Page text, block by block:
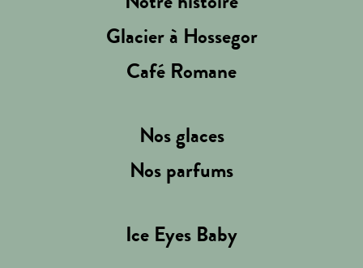
Glacier à Hossegor
Café Romane
Nos glaces
Nos parfums
Ice Eyes Baby